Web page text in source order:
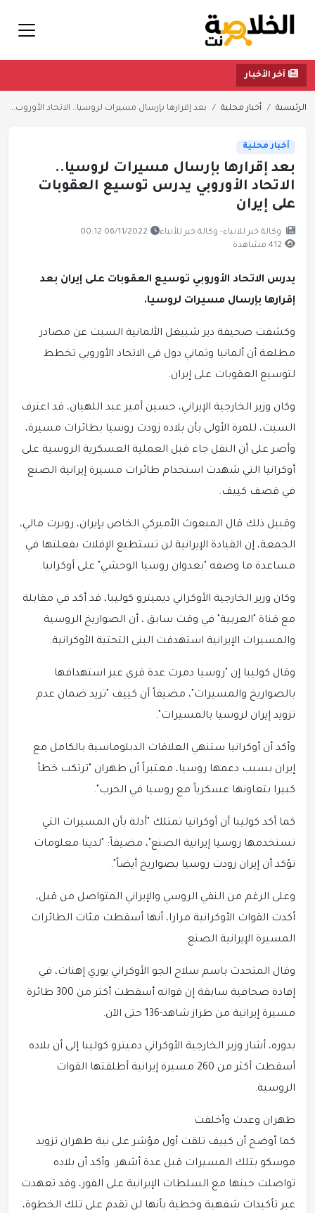
آخر الأخبار
الرئيسية أخبار محلية بعد إقرارها بإرسال مسيرات لروسيا.. الاتحاد الأوروب...
أخبار محلية
بعد إقرارها بإرسال مسيرات لروسيا..
الاتحاد الأوروبي يدرس توسيع العقوبات
على إيران
وكالة خبر للانباء- وكالة خبر للأنباء
06/11/2022 00:12
412 مشاهدة
يدرس الاتحاد الأوروبي توسيع العقوبات على إيران بعد
إقرارها بإرسال مسيرات لروسيا.
وكشفت صحيفة دير شبيغل الألمانية السبت عن مصادر
مطلعة أن ألمانيا وثماني دول في الاتحاد الأوروبي تخطط
لتوسيع العقوبات على إيران.
وكان وزير الخارجية الإيراني، حسين أمير عبد اللهيان، قد اعترف
السبت، للمرة الأولى بأن بلاده زودت روسيا بطائرات مسيرة،
وأصر على أن النقل جاء قبل العملية العسكرية الروسية على
أوكرانيا التي شهدت استخدام طائرات مسيرة إيرانية الصنع
في قصف كييف.
وقبيل ذلك قال المبعوث الأميركي الخاص بإيران، روبرت مالي،
الجمعة، إن القيادة الإيرانية لن تستطيع الإفلات بفعلتها في
مساعدة ما وصفه "بعدوان روسيا الوحشي" على أوكرانيا.
وكان وزير الخارجية الأوكراني ديميترو كوليبا، قد أكد في مقابلة
مع قناة "العربية" في وقت سابق ، أن الصواريخ الروسية
والمسيرات الإيرانية استهدفت البنى التحتية الأوكرانية.
وقال كوليبا إن "روسيا دمرت عدة قرى عبر استهدافها
بالصواريخ والمسيرات"، مضيفاً أن كييف "تريد ضمان عدم
تزويد إيران لروسيا بالمسيرات".
وأكد أن أوكرانيا ستنهي العلاقات الدبلوماسية بالكامل مع
إيران بسبب دعمها روسيا، معتبراً أن طهران "ترتكب خطأ
كبيرا بتعاونها عسكرياً مع روسيا في الحرب".
كما أكد كوليبا أن أوكرانيا تمتلك "أدلة بأن المسيرات التي
تستخدمها روسيا إيرانية الصنع"، مضيفاً: "لدينا معلومات
تؤكد أن إيران زودت روسيا بصواريخ أيضاً".
وعلى الرغم من النفي الروسي والإيراني المتواصل من قبل،
أكدت القوات الأوكرانية مرارا، أنها أسقطت مئات الطائرات
المسيرة الإيرانية الصنع.
وقال المتحدث باسم سلاح الجو الأوكراني يوري إهنات، في
إفادة صحافية سابقة إن قواته أسقطت أكثر من 300 طائرة
مسيرة إيرانية من طراز شاهد-136 حتى الآن.
بدوره، أشار وزير الخارجية الأوكراني دميترو كوليبا إلى أن بلاده
أسقطت أكثر من 260 مسيرة إيرانية أطلقتها القوات
الروسية.
طهران وعدت وأخلفت
كما أوضح أن كييف تلقت أول مؤشر على نية طهران تزويد
موسكو بتلك المسيرات قبل عدة أشهر. وأكد أن بلاده
تواصلت حينها مع السلطات الإيرانية على الفور، وقد تعهدت
عبر تأكيدات شفهية وخطية بأنها لن تقدم على تلك الخطوة،